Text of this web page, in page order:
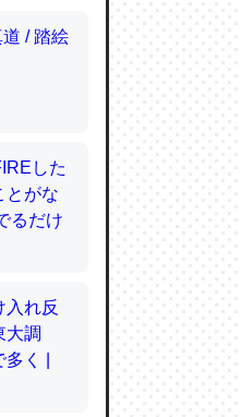
るので
わずキ